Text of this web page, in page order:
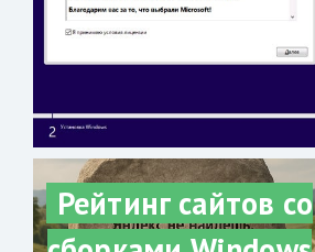
Рейтинг сайтов со